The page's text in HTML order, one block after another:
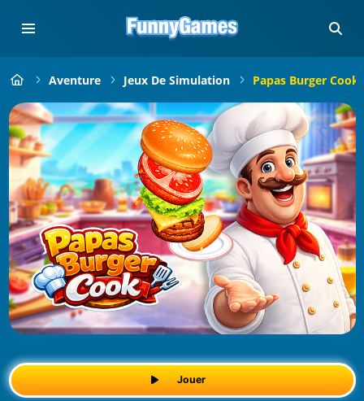
Aventure Jeux De Simulation Papas Burger Cook
Jouer